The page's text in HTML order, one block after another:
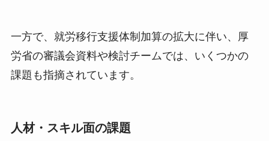
一方で、就労移行支援体制加算の拡大に伴い、厚
労省の審議会資料や検討チームでは、いくつかの
課題も指摘されています。
人材・スキル面の課題